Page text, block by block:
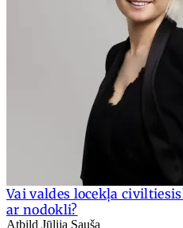
Vai valdes locekļa
ar nodokli?
Atbild Jūlija Sauša